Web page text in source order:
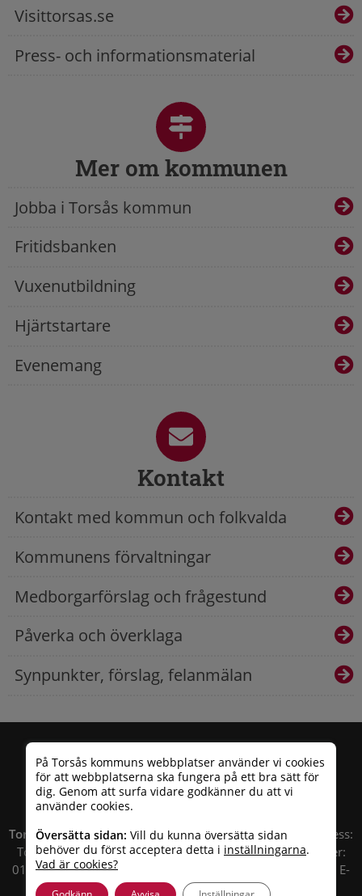
På Torsås kommuns webbplatser använder vi cookies
för att webbplatserna ska fungera på ett bra sätt för
dig. Genom att surfa vidare godkänner du att vi
använder cookies.
Översätta sidan: Vill du kunna översätta sidan
behöver du först acceptera detta i inställningarna.
Vad är cookies?
Visittorsas.se
Press- och informationsmaterial
Mer om kommunen
Jobba i Torsås kommun
Fritidsbanken
Vuxenutbildning
Hjärtstartare
Evenemang
Kontakt
Kontakt med kommun och folkvalda
Kommunens förvaltningar
Medborgarförslag och frågestund
Påverka och överklaga
Synpunkter, förslag, felanmälan
Torsås kommun| Besöksadress: Allfargatan 26 | Postadress:
Torsås kommun, Box 503, 385 25 Torsås Telefonnummer:
010 – 35 33 100 | Organisationsnummer: 212000-0696 | E-
post:info@torsas.se|Tillgänglighetsredogörelse